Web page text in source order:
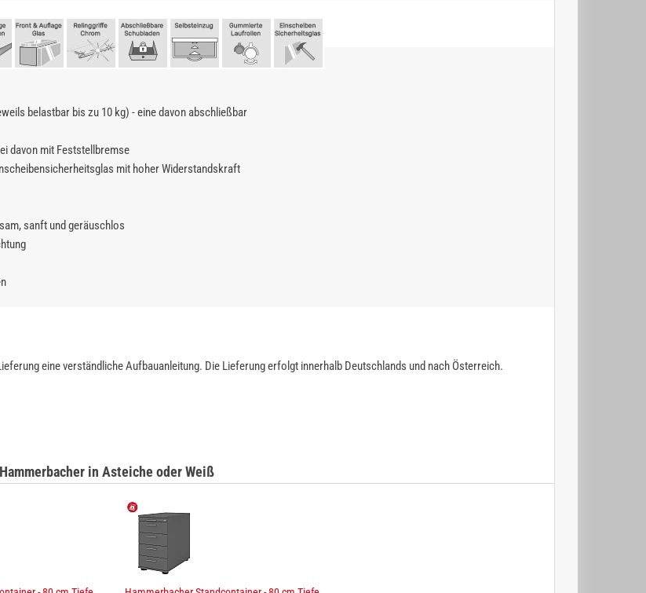
belastbar bis zu 10 kg) - eine davon abschließbar
davon mit Feststellbremse
mit hoher Widerstandskraft
sanft und geräuschlos
eine verständliche Aufbauanleitung. Die Lieferung erfolgt innerhalb Deutschlands und nach Österreich.
in Asteiche oder Weiß